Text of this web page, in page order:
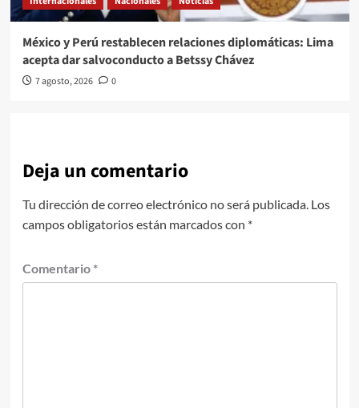
México y Perú restablecen relaciones diplomáticas: Lima
acepta dar salvoconducto a Betssy Chávez
7 agosto, 2026 0
Deja un comentario
Tu dirección de correo electrónico no será publicada. Los
campos obligatorios están marcados con *
Comentario *